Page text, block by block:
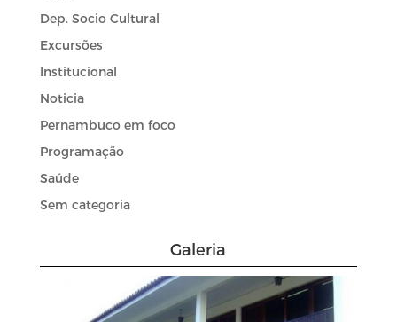
Dep. Socio Cultural
Excursões
Institucional
Noticia
Pernambuco em foco
Programação
Saúde
Sem categoria
Galeria